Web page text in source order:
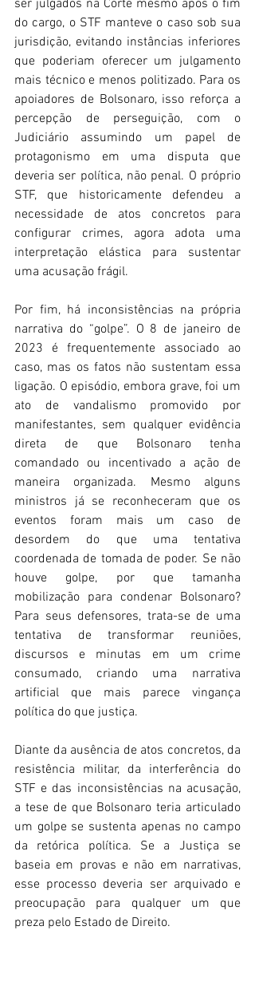
ser julgados na Corte mesmo após o fim
do cargo, o STF manteve o caso sob sua
jurisdição, evitando instâncias inferiores
que poderiam oferecer um julgamento
mais técnico e menos politizado. Para os
apoiadores de Bolsonaro, isso reforça a
percepção de perseguição, com o
Judiciário assumindo um papel de
protagonismo em uma disputa que
deveria ser política, não penal. O próprio
STF, que historicamente defendeu a
necessidade de atos concretos para
configurar crimes, agora adota uma
interpretação elástica para sustentar
uma acusação frágil.
Por fim, há inconsistências na própria
narrativa do “golpe”. O 8 de janeiro de
2023 é frequentemente associado ao
caso, mas os fatos não sustentam essa
ligação. O episódio, embora grave, foi um
ato de vandalismo promovido por
manifestantes, sem qualquer evidência
direta de que Bolsonaro tenha
comandado ou incentivado a ação de
maneira organizada. Mesmo alguns
ministros já se reconheceram que os
eventos foram mais um caso de
desordem do que uma tentativa
coordenada de tomada de poder. Se não
houve golpe, por que tamanha
mobilização para condenar Bolsonaro?
Para seus defensores, trata-se de uma
tentativa de transformar reuniões,
discursos e minutas em um crime
consumado, criando uma narrativa
artificial que mais parece vingança
política do que justiça.
Diante da ausência de atos concretos, da
resistência militar, da interferência do
STF e das inconsistências na acusação,
a tese de que Bolsonaro teria articulado
um golpe se sustenta apenas no campo
da retórica política. Se a Justiça se
baseia em provas e não em narrativas,
esse processo deveria ser arquivado e
preocupação para qualquer um que
preza pelo Estado de Direito.